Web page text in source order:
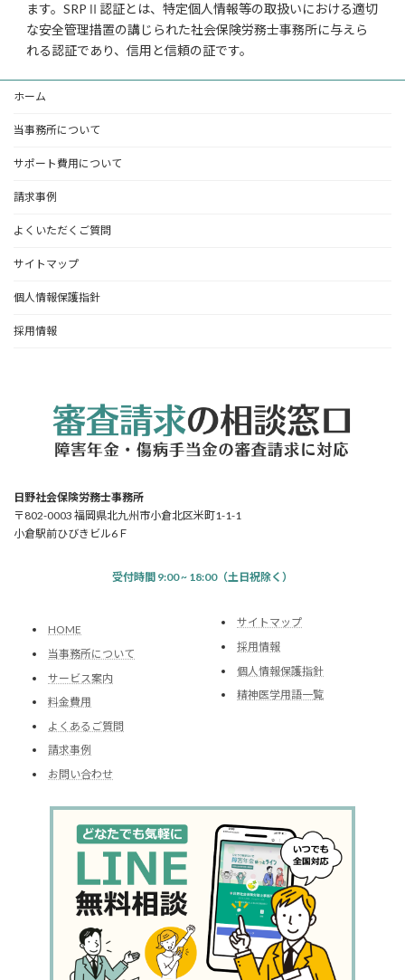
ます。SRPⅡ認証とは、特定個人情報等の取扱いにおける適切
な安全管理措置の講じられた社会保険労務士事務所に与えら
れる認証であり、信用と信頼の証です。
ホーム
当事務所について
サポート費用について
請求事例
よくいただくご質問
サイトマップ
個人情報保護指針
採用情報
日野社会保険労務士事務所
〒802-0003 福岡県北九州市小倉北区米町1-1-1
小倉駅前ひびきビル6Ｆ
受付時間 9:00 ~ 18:00（土日祝除く）
HOME
当事務所について
サービス案内
料金費用
よくあるご質問
請求事例
お問い合わせ
サイトマップ
採用情報
個人情報保護指針
精神医学用語一覧